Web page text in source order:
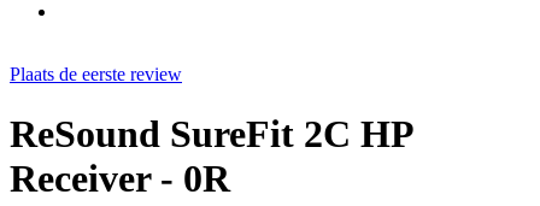
Plaats de eerste review
ReSound SureFit 2C HP
Receiver - 0R